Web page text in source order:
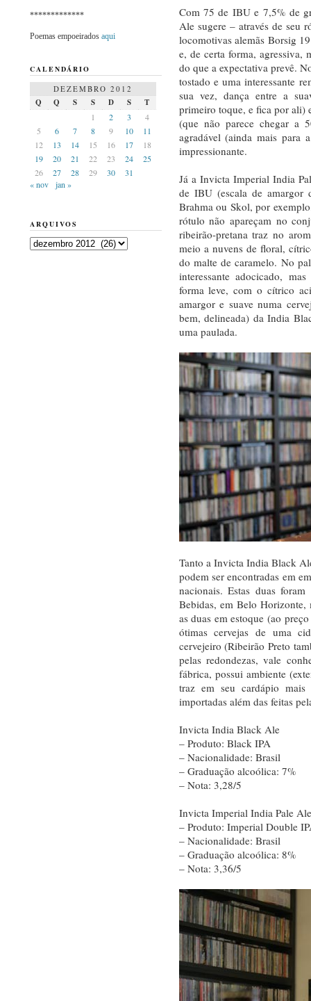
Com 75 de IBU e 7,5% de
Ale sugere – através de seu
locomotivas alemãs Borsig
e, de certa forma, agressiva,
do que a expectativa prevê.
tostado e uma interessante
sua vez, dança entre a
primeiro toque, e fica por ali)
(que não parece chegar a
agradável (ainda mais para
impressionante.
Já a Invicta Imperial India
de IBU (escala de
Brahma ou Skol, por
rótulo não apareçam no
ribeirão-pretana traz no
meio a nuvens de floral,
do malte de caramelo. No
interessante adocicado,
forma leve, com o cítrico
amargor e suave numa
bem, delineada) da India
uma paulada.
Tanto a Invicta India Black
podem ser encontradas em
nacionais. Estas duas
Bebidas, em Belo
as duas em estoque (ao
ótimas cervejas de uma
cervejeiro (Ribeirão Preto
pelas redondezas, vale
fábrica, possui ambiente
traz em seu cardápio
importadas além das feitas
Invicta India Black Ale
– Produto: Black IPA
– Nacionalidade: Brasil
– Graduação alcoólica: 7%
– Nota: 3,28/5
Invicta Imperial India Pale Ale
– Produto: Imperial Double
– Nacionalidade: Brasil
– Graduação alcoólica: 8%
– Nota: 3,36/5
*************
Poemas empoeirados aqui
CALENDÁRIO
DEZEMBRO 2012
Q Q S S D S
T
1
2 3
4
5
6 7 8 9 10
11
12
13 14 15 16 17
18
19
20 21 22 23 24
25
26
27 28 29 30
31
« nov
jan »
ARQUIVOS
Arquivos